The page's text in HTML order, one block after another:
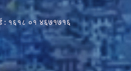
: १६१८ ०१४६७१७१६